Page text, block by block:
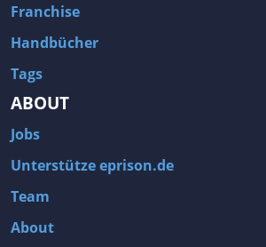
Franchise
Handbücher
Tags
ABOUT
Jobs
Unterstütze eprison.de
Team
About